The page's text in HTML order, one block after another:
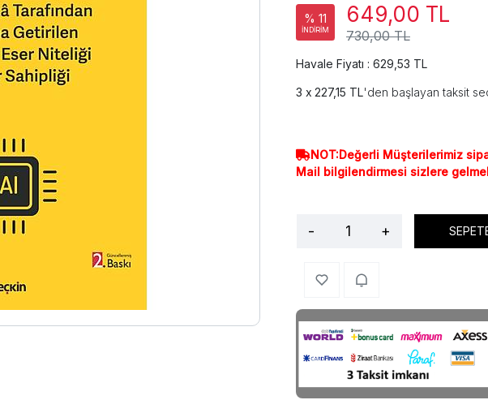
% 11
İNDİRİM 730,00 TL
649,00 TL
Havale Fiyatı : 629,53 TL
227,15 TL'den başlayan taksit
NOT:Değerli Müşterilerimiz
Mail bilgilendirmesi sizlere
- +